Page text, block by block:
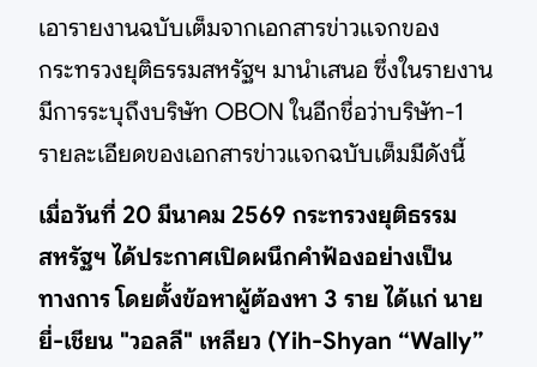
เอารายงานฉบับเต็มจากเอกสารข่าวแจกของ
กระทรวงยุติธรรมสหรัฐฯ มานำเสนอ ซึ่งในรายงาน
มีการระบุถึงบริษัท OBON ในอีกชื่อว่าบริษัท-1
รายละเอียดของเอกสารข่าวแจกฉบับเต็มมีดังนี้
เมื่อวันที่ 20 มีนาคม 2569 กระทรวงยุติธรรม
สหรัฐฯ ได้ประกาศเปิดผนึกคำฟ้องอย่างเป็น
ทางการ โดยตั้งข้อหาผู้ต้องหา 3 ราย ได้แก่ นาย
ยี่-เชียน "วอลลี" เหลียว (Yih-Shyan “Wally”